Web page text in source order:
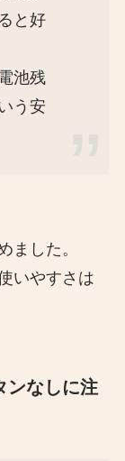
と好
池残
う安
ました。
いやすさは
ンなしに注